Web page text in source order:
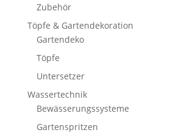
Zubehör
Töpfe & Gartendekoration
Gartendeko
Töpfe
Untersetzer
Wassertechnik
Bewässerungssysteme
Gartenspritzen